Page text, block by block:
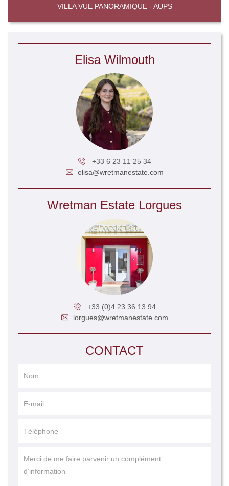
VILLA VUE PANORAMIQUE - AUPS
Elisa Wilmouth
+33 6 23 11 25 34
elisa@wretmanestate.com
Wretman Estate Lorgues
+33 (0)4 23 36 13 94
lorgues@wretmanestate.com
CONTACT